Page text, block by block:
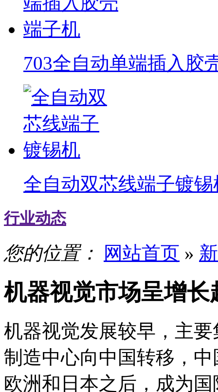
703全自动单端插入胶
全自动双芯线端子镀锡
行业动态
您的位置： 网站首页 »
机器视觉市场呈增长
机器视觉发展较早，主
制造中心向中国转移，
欧洲和日本之后，成为